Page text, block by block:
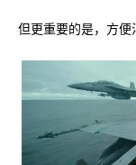
但更重要的是，方便